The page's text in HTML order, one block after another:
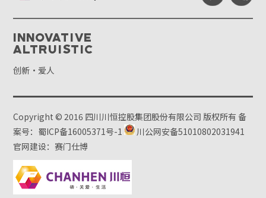
Innovative
Altruistic
创新·爱人
Copyright © 2016 四川川恒控股集团股份有限公司 版权所有备
案号：蜀ICP备16005371号-1
川公网安备51010802031941
官网建设：赛门仕博